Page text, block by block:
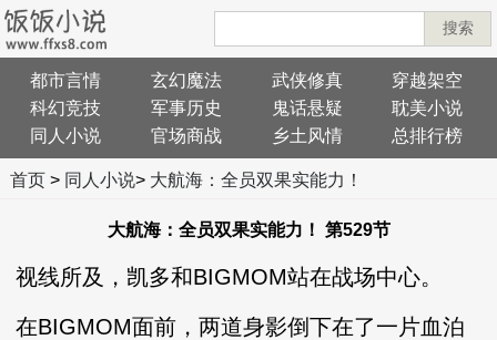
搜索
都市言情 玄幻魔法 武侠修真
穿越架空
科幻竞技
军事历史 鬼话悬疑
耽美小说
同人小说
官场商战 乡土风情 总排行榜
首页> 同人小说> 大航海：全员双果实能力！
大航海：全员双果实能力！ 第529节
视线所及，凯多和BIGMOM站在战场中心。
在BIGMOM面前，两道身影倒下在了一片血泊